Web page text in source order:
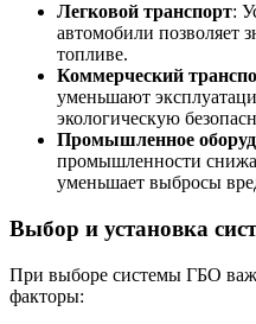
Легковой транспорт:
автомобили позволяет
топливе.
Коммерческий
уменьшают
экологическую
Промышленное
промышленности
уменьшает выбросы
Выбор и установка
При выборе системы ГБО
факторы: